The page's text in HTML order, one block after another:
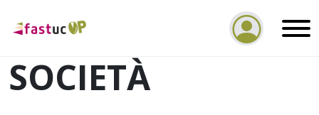
SOCIETÀ